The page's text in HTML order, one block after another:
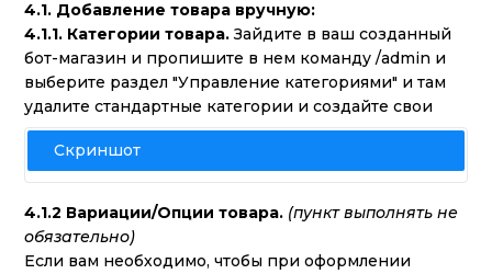
4.1. Добавление товара вручную:
4.1.1. Категории товара. Зайдите в ваш созданный
бот-магазин и пропишите в нем команду /admin и
выберите раздел "Управление категориями" и там
удалите стандартные категории и создайте свои
Скриншот
4.1.2 Вариации/Опции товара. (пункт выполнять не
обязательно)
Если вам необходимо, чтобы при оформлении